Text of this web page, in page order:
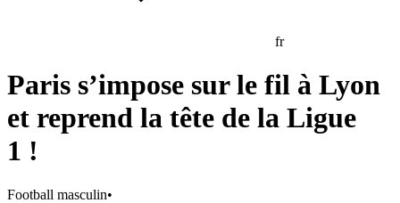
fr
Paris s’impose sur le fil à Lyon
et reprend la tête de la Ligue
1 !
Football masculin•